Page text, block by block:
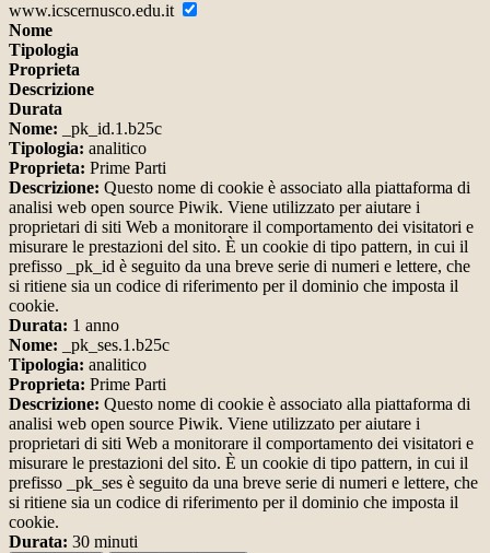
www.icscernusco.edu.it
Nome
Tipologia
Proprieta
Descrizione
Durata
Nome: _pk_id.1.b25c
Tipologia: analitico
Proprieta: Prime Parti
Descrizione: Questo nome di cookie è associato alla piattaforma di
analisi web open source Piwik. Viene utilizzato per aiutare i
proprietari di siti Web a monitorare il comportamento dei visitatori e
misurare le prestazioni del sito. È un cookie di tipo pattern, in cui il
prefisso _pk_id è seguito da una breve serie di numeri e lettere, che
si ritiene sia un codice di riferimento per il dominio che imposta il
cookie.
Durata: 1 anno
Nome: _pk_ses.1.b25c
Tipologia: analitico
Proprieta: Prime Parti
Descrizione: Questo nome di cookie è associato alla piattaforma di
analisi web open source Piwik. Viene utilizzato per aiutare i
proprietari di siti Web a monitorare il comportamento dei visitatori e
misurare le prestazioni del sito. È un cookie di tipo pattern, in cui il
prefisso _pk_ses è seguito da una breve serie di numeri e lettere, che
si ritiene sia un codice di riferimento per il dominio che imposta il
cookie.
Durata: 30 minuti